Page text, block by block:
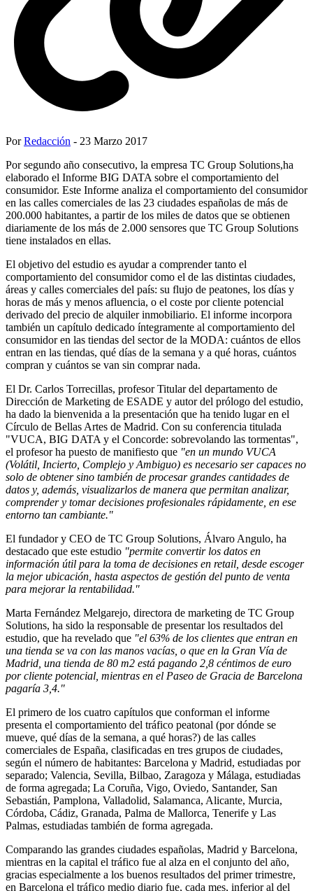
PorRedacción - 23 Marzo 2017
Por segundo año consecutivo, la empresa TC Group Solutions,ha
elaborado el Informe BIG DATA sobre el comportamiento del
consumidor. Este Informe analiza el comportamiento del consumidor
en las calles comerciales de las 23 ciudades españolas de más de
200.000 habitantes, a partir de los miles de datos que se obtienen
diariamente de los más de 2.000 sensores que TC Group Solutions
tiene instalados en ellas.
El objetivo del estudio es ayudar a comprender tanto el
comportamiento del consumidor como el de las distintas ciudades,
áreas y calles comerciales del país: su flujo de peatones, los días y
horas de más y menos afluencia, o el coste por cliente potencial
derivado del precio de alquiler inmobiliario. El informe incorpora
también un capítulo dedicado íntegramente al comportamiento del
consumidor en las tiendas del sector de la MODA: cuántos de ellos
entran en las tiendas, qué días de la semana y a qué horas, cuántos
compran y cuántos se van sin comprar nada.
El Dr. Carlos Torrecillas, profesor Titular del departamento de
Dirección de Marketing de ESADE y autor del prólogo del estudio,
ha dado la bienvenida a la presentación que ha tenido lugar en el
Círculo de Bellas Artes de Madrid. Con su conferencia titulada
"VUCA, BIG DATA y el Concorde: sobrevolando las tormentas",
el profesor ha puesto de manifiesto que "en un mundo VUCA
(Volátil, Incierto, Complejo y Ambiguo) es necesario ser capaces no
solo de obtener sino también de procesar grandes cantidades de
datos y, además, visualizarlos de manera que permitan analizar,
comprender y tomar decisiones profesionales rápidamente, en ese
entorno tan cambiante."
El fundador y CEO de TC Group Solutions, Álvaro Angulo, ha
destacado que este estudio "permite convertir los datos en
información útil para la toma de decisiones en retail, desde escoger
la mejor ubicación, hasta aspectos de gestión del punto de venta
para mejorar la rentabilidad."
Marta Fernández Melgarejo, directora de marketing de TC Group
Solutions, ha sido la responsable de presentar los resultados del
estudio, que ha revelado que "el 63% de los clientes que entran en
una tienda se va con las manos vacías, o que en la Gran Vía de
Madrid, una tienda de 80 m2 está pagando 2,8 céntimos de euro
por cliente potencial, mientras en el Paseo de Gracia de Barcelona
pagaría 3,4."
El primero de los cuatro capítulos que conforman el informe
presenta el comportamiento del tráfico peatonal (por dónde se
mueve, qué días de la semana, a qué horas?) de las calles
comerciales de España, clasificadas en tres grupos de ciudades,
según el número de habitantes: Barcelona y Madrid, estudiadas por
separado; Valencia, Sevilla, Bilbao, Zaragoza y Málaga, estudiadas
de forma agregada; La Coruña, Vigo, Oviedo, Santander, San
Sebastián, Pamplona, Valladolid, Salamanca, Alicante, Murcia,
Córdoba, Cádiz, Granada, Palma de Mallorca, Tenerife y Las
Palmas, estudiadas también de forma agregada.
Comparando las grandes ciudades españolas, Madrid y Barcelona,
mientras en la capital el tráfico fue al alza en el conjunto del año,
gracias especialmente a los buenos resultados del primer trimestre,
en Barcelona el tráfico medio diario fue, cada mes, inferior al del